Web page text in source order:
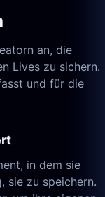
an, die
Lives zu sichern.
und für die
in dem sie
sie zu speichern.